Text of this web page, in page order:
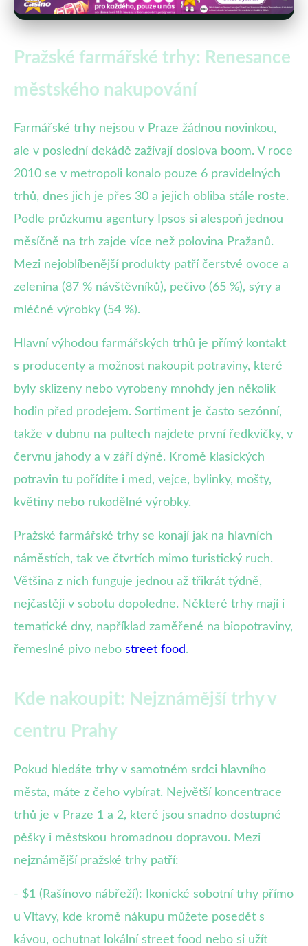
Pražské farmářské trhy: Renesance
městského nakupování
Farmářské trhy nejsou v Praze žádnou novinkou,
ale v poslední dekádě zažívají doslova boom. V roce
2010 se v metropoli konalo pouze 6 pravidelných
trhů, dnes jich je přes 30 a jejich obliba stále roste.
Podle průzkumu agentury Ipsos si alespoň jednou
měsíčně na trh zajde více než polovina Pražanů.
Mezi nejoblíbenější produkty patří čerstvé ovoce a
zelenina (87 % návštěvníků), pečivo (65 %), sýry a
mléčné výrobky (54 %).
Hlavní výhodou farmářských trhů je přímý kontakt
s producenty a možnost nakoupit potraviny, které
byly sklizeny nebo vyrobeny mnohdy jen několik
hodin před prodejem. Sortiment je často sezónní,
takže v dubnu na pultech najdete první ředkvičky, v
červnu jahody a v září dýně. Kromě klasických
potravin tu pořídíte i med, vejce, bylinky, mošty,
květiny nebo rukodělné výrobky.
Pražské farmářské trhy se konají jak na hlavních
náměstích, tak ve čtvrtích mimo turistický ruch.
Většina z nich funguje jednou až třikrát týdně,
nejčastěji v sobotu dopoledne. Některé trhy mají i
tematické dny, například zaměřené na biopotraviny,
řemeslné pivo nebo street food.
Kde nakoupit: Nejznámější trhy v
centru Prahy
Pokud hledáte trhy v samotném srdci hlavního
města, máte z čeho vybírat. Největší koncentrace
trhů je v Praze 1 a 2, které jsou snadno dostupné
pěšky i městskou hromadnou dopravou. Mezi
nejznámější pražské trhy patří:
- $1 (Rašínovo nábřeží): Ikonické sobotní trhy přímo
u Vltavy, kde kromě nákupu můžete posedět s
kávou, ochutnat lokální street food nebo si užít